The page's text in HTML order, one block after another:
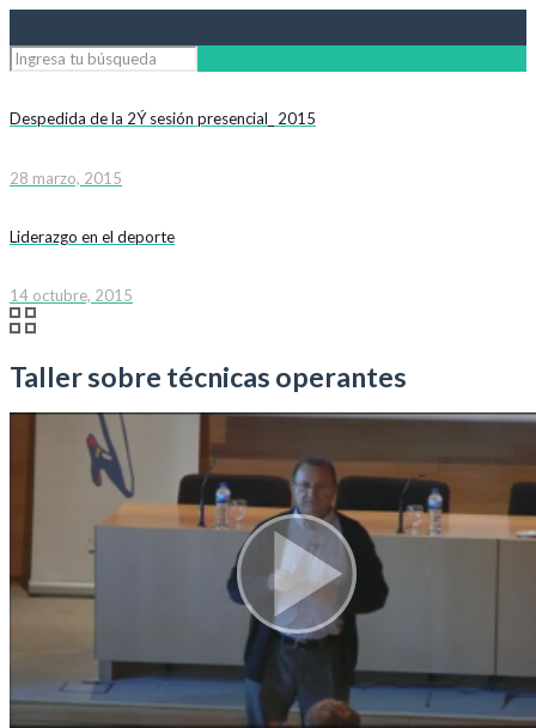
Despedida de la 2Ý sesión presencial_ 2015
28 marzo, 2015
Liderazgo en el deporte
14 octubre, 2015
Taller sobre técnicas operantes